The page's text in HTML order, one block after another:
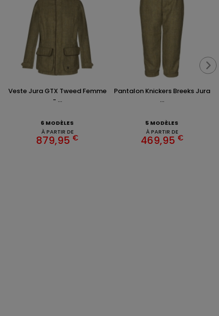
Veste Jura GTX Tweed Femme
- ...
6 MODÈLES
À PARTIR DE
879,95 €
Pantalon Knickers Breeks Jura
...
5 MODÈLES
À PARTIR DE
469,95 €